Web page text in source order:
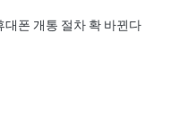
폰 개통 절차 확 바뀐다